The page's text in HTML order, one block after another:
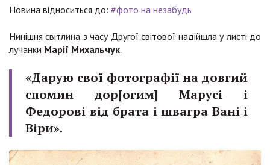
Новина відноситься до: #фото на незабудь
Нинішня світлина з часу Другої світової надійшла у листі до
лучанки Марії Михальчук.
«Дарую свої фотографії на довгий
спомин дор[огим] Марусі і
Федорові від брата і швагра Вані і
Віри».